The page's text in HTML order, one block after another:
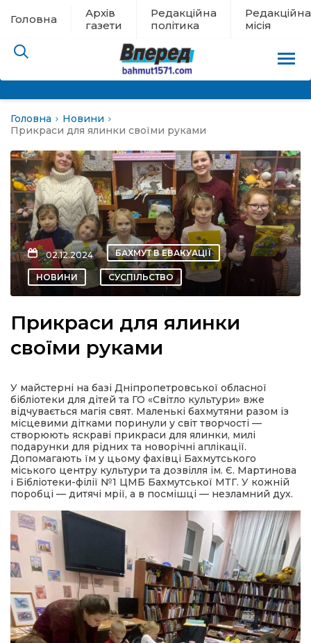
Головна
Архів
газети
Редакційна
політика
Редакційна
місія
евакуації
новини
політика
місія
Головна
Новини
Прикраси для ялинки своїми руками
02.12.2024 БАХМУТ В ЕВАКУАЦІЇ
НОВИНИ СУСПІЛЬСТВО
Прикраси для ялинки
своїми руками
У майстерні на базі Дніпропетровської обласної
бібліотеки для дітей та ГО «Світло культури» вже
відчувається магія свят. Маленькі бахмутяни разом із
місцевими дітками поринули у світ творчості —
створюють яскраві прикраси для ялинки, милі
подарунки для рідних та новорічні аплікації.
Допомагають їм у цьому фахівці Бахмутського
міського центру культури та дозвілля ім. Є. Мартинова
і Бібліотеки-філії №1 ЦМБ Бахмутської МТГ. У кожній
поробці — дитячі мрії, а в посмішці — незламний дух.